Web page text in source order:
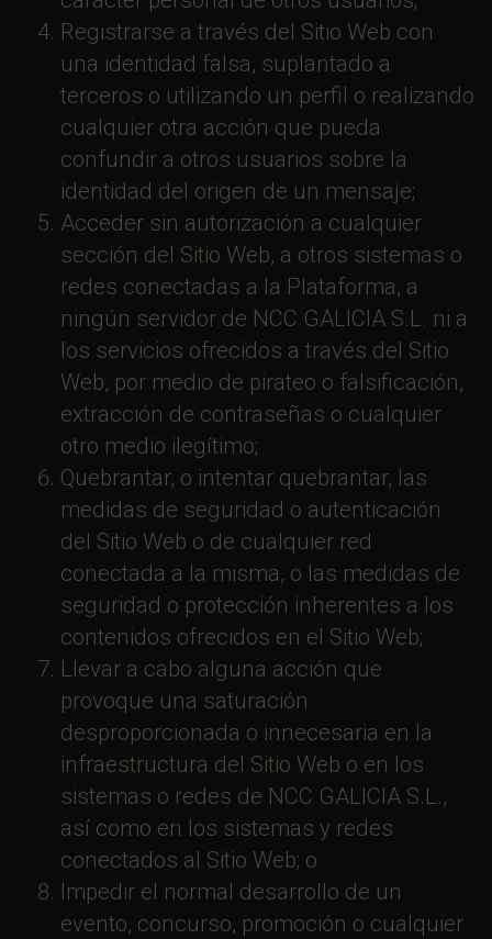
Registrarse a través del Sitio Web con
una identidad falsa, suplantado a
terceros o utilizando un perfil o realizando
cualquier otra acción que pueda
confundir a otros usuarios sobre la
identidad del origen de un mensaje;
Acceder sin autorización a cualquier
sección del Sitio Web, a otros sistemas o
redes conectadas a la Plataforma, a
ningún servidor de NCC GALICIA S.L. ni a
los servicios ofrecidos a través del Sitio
Web, por medio de pirateo o falsificación,
extracción de contraseñas o cualquier
otro medio ilegítimo;
Quebrantar, o intentar quebrantar, las
medidas de seguridad o autenticación
del Sitio Web o de cualquier red
conectada a la misma, o las medidas de
seguridad o protección inherentes a los
contenidos ofrecidos en el Sitio Web;
Llevar a cabo alguna acción que
provoque una saturación
desproporcionada o innecesaria en la
infraestructura del Sitio Web o en los
sistemas o redes de NCC GALICIA S.L.,
así como en los sistemas y redes
conectados al Sitio Web; o
Impedir el normal desarrollo de un
evento, concurso, promoción o cualquier